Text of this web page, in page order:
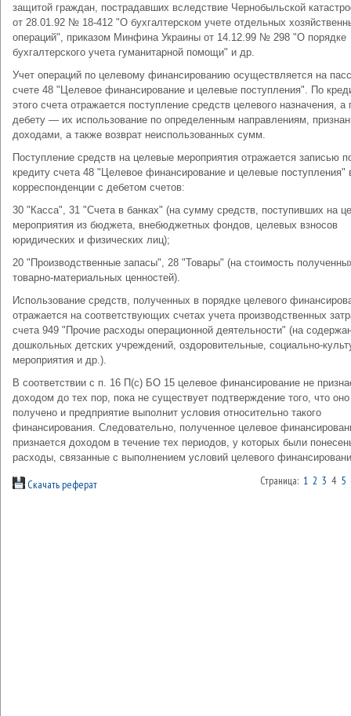
защитой граждан, пострадавших вследствие Чернобыльской
от 28.01.92 № 18-412 "О бухгалтерском учете отдельных
операций", приказом Минфина Украины от 14.12.99 № 298 "О порядке
бухгалтерского учета гуманитарной помощи" и др.
Учет операций по целевому финансированию осуществляется на
счете 48 "Целевое финансирование и целевые поступления". По
этого счета отражается поступление средств целевого назначения, а
дебету — их использование по определенным направлениям,
доходами, а также возврат неиспользованных сумм.
Поступление средств на целевые мероприятия отражается записью
кредиту счета 48 "Целевое финансирование и целевые поступления"
корреспонденции с дебетом счетов:
30 "Касса", 31 "Счета в банках" (на сумму средств, поступивших на
мероприятия из бюджета, внебюджетных фондов, целевых взносов
юридических и физических лиц);
20 "Производственные запасы", 28 "Товары" (на стоимость
товарно-материальных ценностей).
Использование средств, полученных в порядке целевого
отражается на соответствующих счетах учета производственных
счета 949 "Прочие расходы операционной деятельности" (на
дошкольных детских учреждений, оздоровительные, социально-
мероприятия и др.).
В соответствии с п. 16 П(с) БО 15 целевое финансирование не
доходом до тех пор, пока не существует подтверждение того, что
получено и предприятие выполнит условия относительно такого
финансирования. Следовательно, полученное целевое
признается доходом в течение тех периодов, у которых были
расходы, связанные с выполнением условий целевого
Скачать реферат Страница: 1 2 3 4 5